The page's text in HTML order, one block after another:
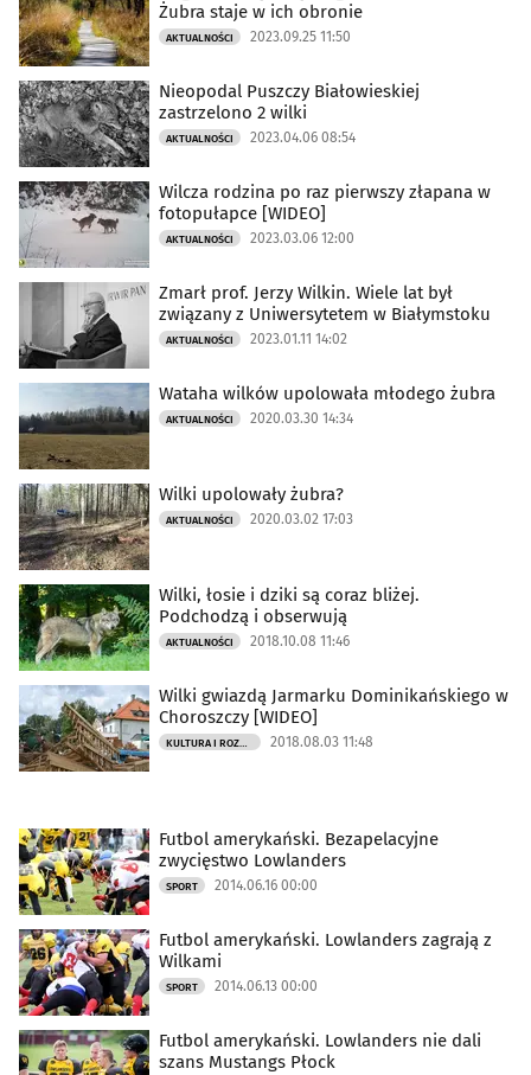
Żubra staje w ich obronie
AKTUALNOŚCI 2023.09.25 11:50
Nieopodal Puszczy Białowieskiej
zastrzelono 2 wilki
AKTUALNOŚCI 2023.04.06 08:54
Wilcza rodzina po raz pierwszy złapana w
fotopułapce [WIDEO]
AKTUALNOŚCI 2023.03.06 12:00
Zmarł prof. Jerzy Wilkin. Wiele lat był
związany z Uniwersytetem w Białymstoku
AKTUALNOŚCI 2023.01.11 14:02
Wataha wilków upolowała młodego żubra
AKTUALNOŚCI 2020.03.30 14:34
Wilki upolowały żubra?
AKTUALNOŚCI 2020.03.02 17:03
Wilki, łosie i dziki są coraz bliżej.
Podchodzą i obserwują
AKTUALNOŚCI 2018.10.08 11:46
Wilki gwiazdą Jarmarku Dominikańskiego w
Choroszczy [WIDEO]
KULTURA I ROZRYWKA 2018.08.03 11:48
Futbol amerykański. Bezapelacyjne
zwycięstwo Lowlanders
SPORT 2014.06.16 00:00
Futbol amerykański. Lowlanders zagrają z
Wilkami
SPORT 2014.06.13 00:00
Futbol amerykański. Lowlanders nie dali
szans Mustangs Płock